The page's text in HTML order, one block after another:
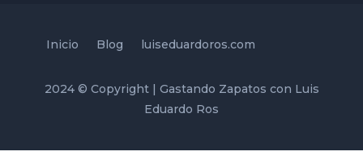
Inicio Blog luiseduardoros.com
2024 © Copyright | Gastando Zapatos con Luis
Eduardo Ros